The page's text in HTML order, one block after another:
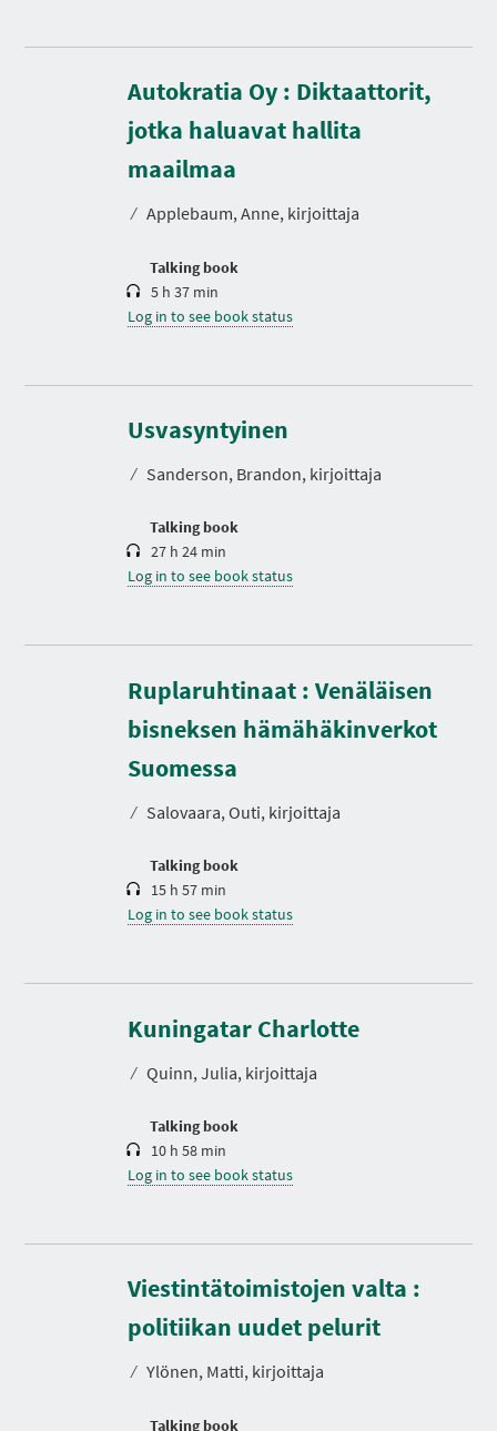
Autokratia Oy : Diktaattorit,
jotka haluavat hallita
maailmaa
⁄ Applebaum, Anne, kirjoittaja
Talking book
D
u
r
a
i
5 h 37 min
Log in to see book status
Usvasyntyinen
⁄ Sanderson, Brandon, kirjoittaja
Talking book
D
r
a
i
27 h 24 min
Log in to see book status
Ruplaruhtinaat : Venäläisen
bisneksen hämähäkinverkot
Suomessa
⁄ Salovaara, Outi, kirjoittaja
Talking book
D
u
r
a
i
15 h 57 min
Log in to see book status
Kuningatar Charlotte
⁄ Quinn, Julia, kirjoittaja
Talking book
D
r
a
i
10 h 58 min
Log in to see book status
Viestintätoimistojen valta :
politiikan uudet pelurit
⁄ Ylönen, Matti, kirjoittaja
Talking book
D
u
r
a
i